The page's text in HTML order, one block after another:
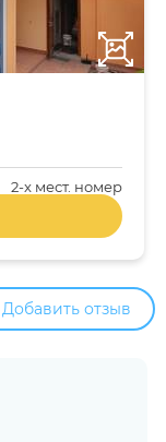
2-x мест. номер
Добавить отзыв